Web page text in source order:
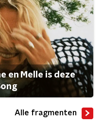
en Melle is deze
Alle fragmenten